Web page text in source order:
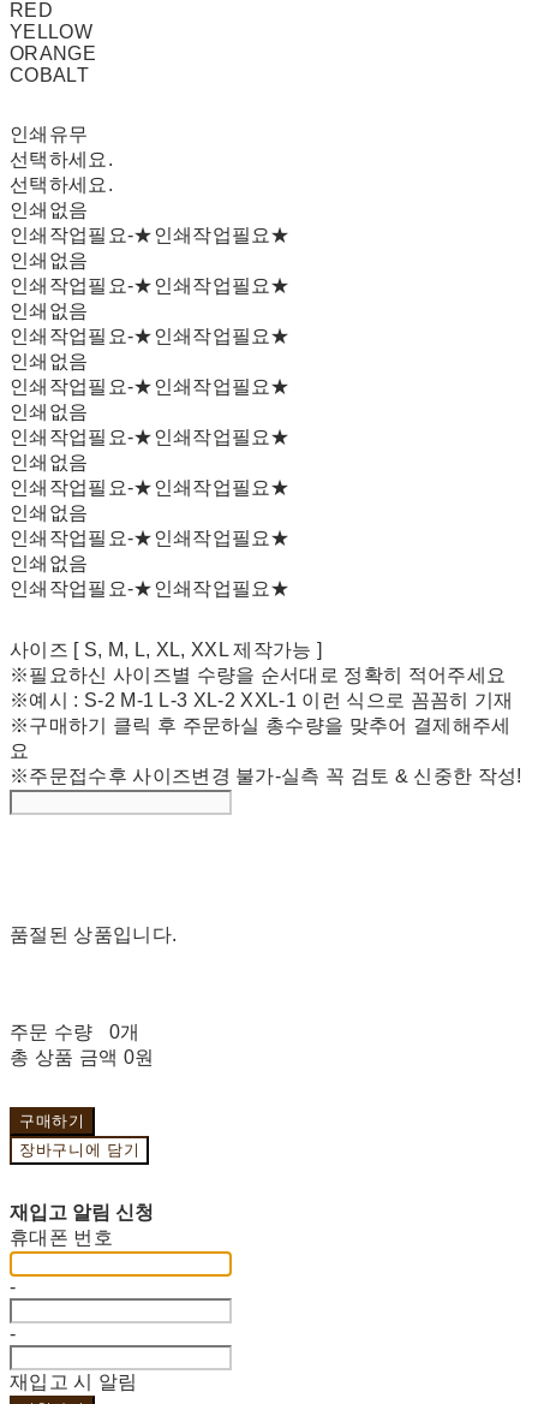
RED
YELLOW
ORANGE
COBALT
인쇄유무
선택하세요.
선택하세요.
인쇄없음
인쇄작업필요-★인쇄작업필요★
인쇄없음
인쇄작업필요-★인쇄작업필요★
인쇄없음
인쇄작업필요-★인쇄작업필요★
인쇄없음
인쇄작업필요-★인쇄작업필요★
인쇄없음
인쇄작업필요-★인쇄작업필요★
인쇄없음
인쇄작업필요-★인쇄작업필요★
인쇄없음
인쇄작업필요-★인쇄작업필요★
인쇄없음
인쇄작업필요-★인쇄작업필요★
사이즈 [ S, M, L, XL, XXL 제작가능 ]
※필요하신 사이즈별 수량을 순서대로 정확히 적어주세요
※예시 : S-2 M-1 L-3 XL-2 XXL-1 이런 식으로 꼼꼼히 기재
※구매하기 클릭 후 주문하실 총수량을 맞추어 결제해주세
요
※주문접수후 사이즈변경 불가-실측 꼭 검토 & 신중한 작성!
품절된 상품입니다.
주문 수량
0개
총 상품 금액 0원
구매하기
장바구니에 담기
재입고 알림 신청
휴대폰 번호
-
-
재입고 시 알림